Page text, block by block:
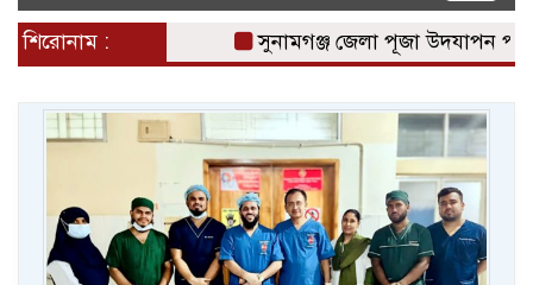
শিরোনাম : সুনামগঞ্জ জেলা পূজা উদযাপন